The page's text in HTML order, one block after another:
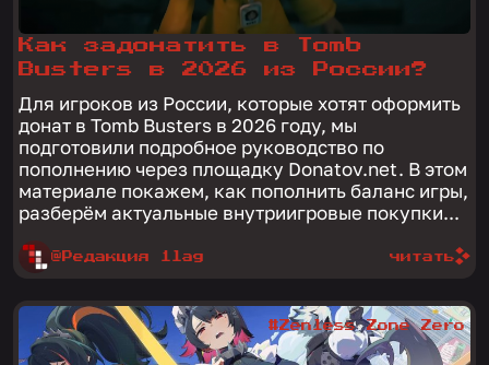
Как задонатить в Tomb
Busters в 2026 из России?
Для игроков из России, которые хотят оформить
донат в Tomb Busters в 2026 году, мы
подготовили подробное руководство по
пополнению через площадку Donatov.net. В этом
материале покажем, как пополнить баланс игры,
разберём актуальные внутриигровые покупки...
@Редакция 1lag читать
#Zenless Zone Zero